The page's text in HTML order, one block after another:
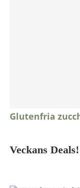
Glutenfria
Veckans Deals!